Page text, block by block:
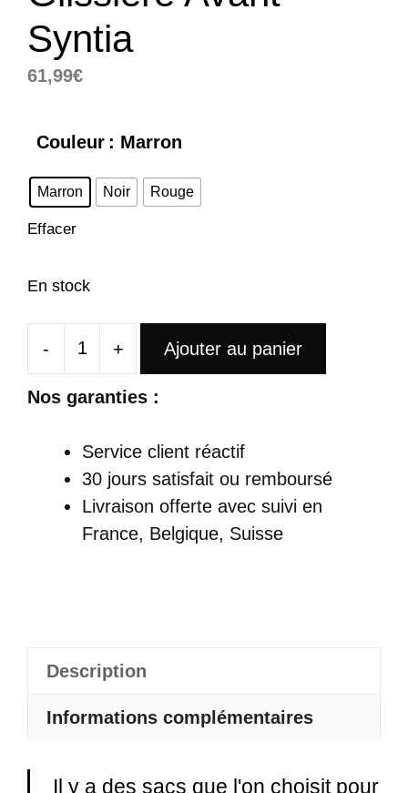
Syntia
61,99€
Couleur : Marron
Marron Noir Rouge
Effacer
En stock
-
quantité
Sécurisé
Femme
À
+ Ajouter au panier
Nos garanties :
Service client réactif
30 jours satisfait ou remboursé
Livraison offerte avec suivi en
France, Belgique, Suisse
Description
Informations complémentaires
Il y a des sacs que l'on choisit pour